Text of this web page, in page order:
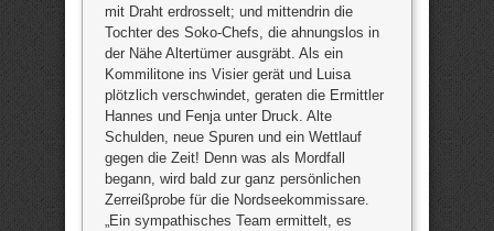
mit Draht erdrosselt; und mittendrin die
Tochter des Soko-Chefs, die ahnungslos in
der Nähe Altertümer ausgräbt. Als ein
Kommilitone ins Visier gerät und Luisa
plötzlich verschwindet, geraten die Ermittler
Hannes und Fenja unter Druck. Alte
Schulden, neue Spuren und ein Wettlauf
gegen die Zeit! Denn was als Mordfall
begann, wird bald zur ganz persönlichen
Zerreißprobe für die Nordseekommissare.
„Ein sympathisches Team ermittelt, es